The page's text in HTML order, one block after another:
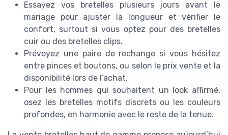
Essayez vos bretelles plusieurs jours avant le
mariage pour ajuster la longueur et vérifier le
confort, surtout si vous optez pour des bretelles
cuir ou des bretelles clips.
Prévoyez une paire de rechange si vous hésitez
entre pinces et boutons, ou selon le prix vente et la
disponibilité lors de l’achat.
Pour les hommes qui souhaitent un look affirmé,
osez les bretelles motifs discrets ou les couleurs
profondes, en harmonie avec le reste de la tenue.